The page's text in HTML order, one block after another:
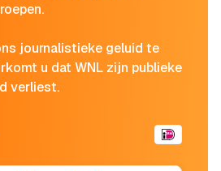
journalistieke geluid te
u dat WNL zijn publieke
verliest.